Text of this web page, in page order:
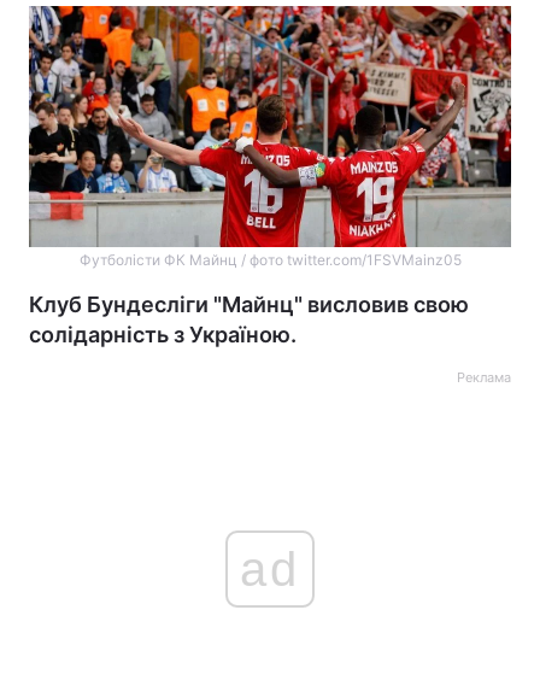
Футболісти ФК Майнц / фото twitter.com/1FSVMainz05
Клуб Бундесліги "Майнц" висловив свою
солідарність з Україною.
Реклама
ad